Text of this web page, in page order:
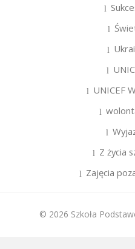
UNICEF
Z życia
Zajęcia
© 2026 Szkoła